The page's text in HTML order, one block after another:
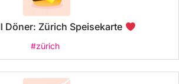
Döner: Zürich Speisekarte
#zürich